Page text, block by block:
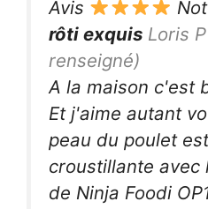
Avis
rôti exquis Loris
renseigné)
A la maison c'est
Et j'aime autant
peau du poulet
croustillante avec
de Ninja Foodi